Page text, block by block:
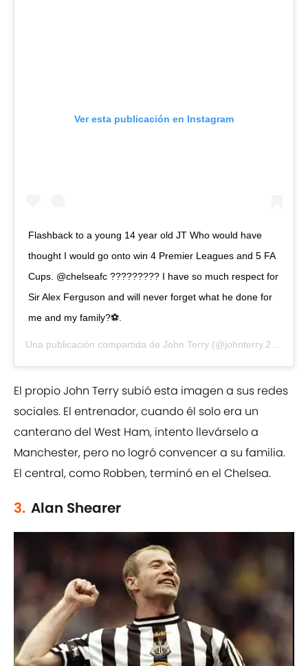
Ver esta publicación en Instagram
Flashback to a young 14 year old JT Who would have
thought I would go onto win 4 Premier Leagues and 5 FA
Cups. @chelseafc ????????? I have so much respect for
Sir Alex Ferguson and will never forget what he done for
me and my family?⚽️.
Una publicación compartida de John Terry (@johnterry.26) el
El propio John Terry subió esta imagen a sus redes
sociales. El entrenador, cuando él solo era un
canterano del West Ham, intento llevárselo a
Manchester, pero no logró convencer a su familia.
El central, como Robben, terminó en el Chelsea.
3. Alan Shearer